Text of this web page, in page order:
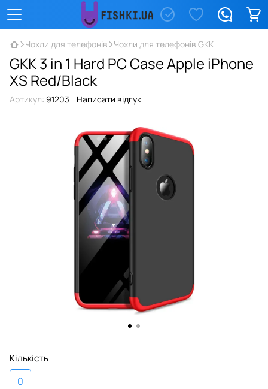
Чохли для телефонів Чохли для телефонів GKK
GKK 3 in 1 Hard PC Case Apple iPhone
XS Red/Black
Артикул: 91203 Написати відгук
Кількість
0